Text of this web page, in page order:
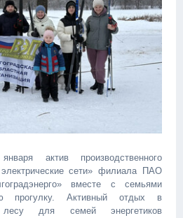
актив производственного
сети» филиала ПАО
вместе с семьями
прогулку. Активный отдых в
для семей энергетиков